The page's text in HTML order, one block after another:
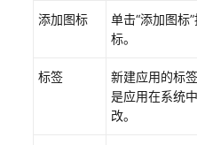
使
添加图标 单击“添加图标”
标。
标签
新建应用的标
是应用在系统
改。